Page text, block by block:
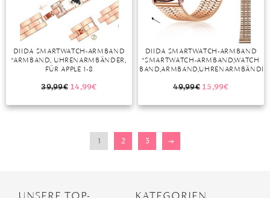
DIIDA SMARTWATCH-ARMBAND
“ARMBAND, UHRENARMBÄNDER,
FÜR APPLE 1-8
39,99€ 14,99€
DIIDA SMARTWATCH-ARMBAND
“SMARTWATCH-ARMBAND,WATCH
41MM/42MM/ACTIVE/S2, HUAWEI
42MM/GARMIN,
49,99€ 15,99€
1 2 3 →
UNSERE TOP-
KATEGORIEN